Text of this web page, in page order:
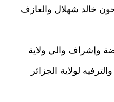
خالد شهلال والعازف
وإشراف والي ولاية
لولاية الجزائر